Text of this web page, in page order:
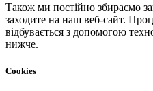
Також ми постійно збираємо
заходите на наш веб-сайт.
відбувається з допомогою
нижче.
Cookies